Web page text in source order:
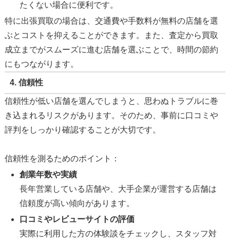
たくない場合に便利です。
特に出張買取の場合は、交通費や手数料が無料の店舗を選
ぶとコストを抑えることができます。また、査定から買取
成立までがスムーズに進む店舗を選ぶことで、時間の節約
にもつながります。
4. 信頼性
信頼性が低い店舗を選んでしまうと、思わぬトラブルに巻
き込まれるリスクがあります。そのため、事前に口コミや
評判をしっかり確認することが大切です。
信頼性を測るためのポイント：
創業年数や実績
長年営業している店舗や、大手企業が運営する店舗は
信頼度が高い傾向があります。
口コミやレビューサイトの評価
実際に利用した方の体験談をチェックし、スタッフ対